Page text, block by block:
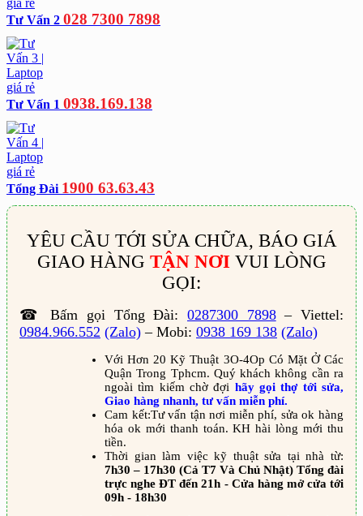
Tư Vấn 2 028 7300 7898
Tư Vấn 1 0938.169.138
Tổng Đài 1900 63.63.43
YÊU CẦU TỚI SỬA CHỮA, BÁO GIÁ
GIAO HÀNG TẬN NƠIVUI LÒNG
GỌI:
☎ Bấm gọi Tổng Đài: 0287300 7898– Viettel:
0984.966.552 (Zalo) – Mobi: 0938 169 138 (Zalo)
Với Hơn 20 Kỹ Thuật 3O-4Op Có Mặt Ở Các
Quận Trong Tphcm. Quý khách không cần ra
ngoài tìm kiếm chờ đợi hãy gọi thợ tới sửa,
Giao hàng nhanh, tư vấn miễn phí.
Cam kết:Tư vấn tận nơi miễn phí, sửa ok hàng
hóa ok mới thanh toán. KH hài lòng mới thu
tiền.
Thời gian làm việc kỹ thuật sửa tại nhà từ:
7h30 – 17h30 (Cả T7 Và Chủ Nhật) Tổng đài
trực nghe ĐT đến 21h - Cửa hàng mở cửa tới
09h - 18h30